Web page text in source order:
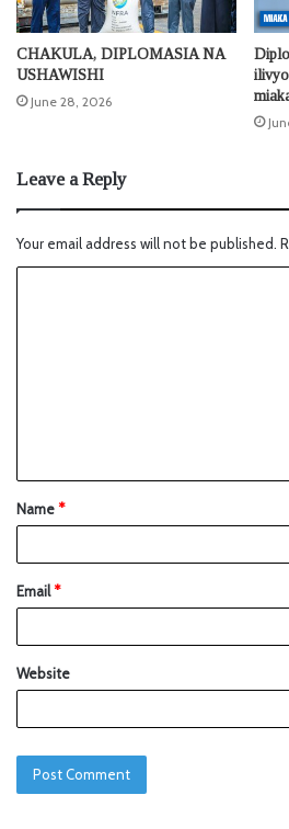
CHAKULA, DIPLOMASIA NA
USHAWISHI
June 28, 2026
Leave a Reply
Your email address will not be published.
Name*
Email*
Website